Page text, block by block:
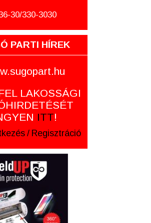
30/330-3030
PARTI HÍREK
LAKOSSÁGI
ITT!
/ Regisztráció